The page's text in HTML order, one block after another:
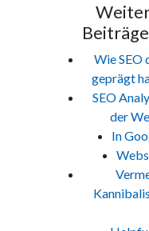
Wie SEO
geprägt
SEO
der
In